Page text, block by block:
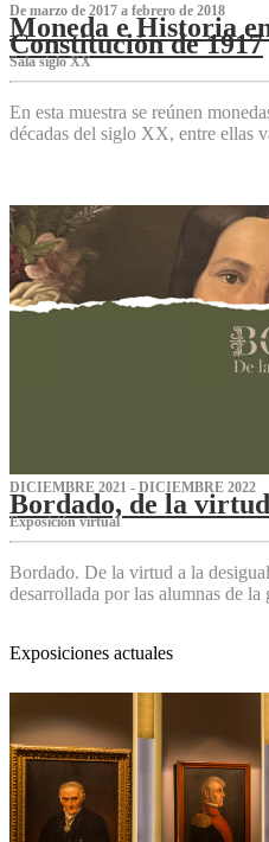
De marzo de 2017 a febrero de 2018
Moneda e Historia
Constitución de 1917
Sala siglo XX
En esta muestra se reúnen
décadas del siglo XX, entre ellas
DICIEMBRE 2021 - DICIEMBRE 2022
Bordado, de la
Exposición virtual‌
Bordado. De la virtud a la
desarrollada por las alumnas de
Exposiciones actuales